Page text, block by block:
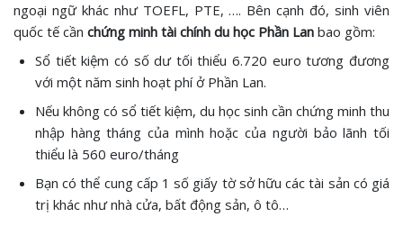
ngoại ngữ khác như TOEFL, PTE, …. Bên cạnh đó, sinh viên
quốc tế cần chứng minh tài chính du học Phần Lan bao gồm:
Sổ tiết kiệm có số dư tối thiểu 6.720 euro tương đương
với một năm sinh hoạt phí ở Phần Lan.
Nếu không có sổ tiết kiệm, du học sinh cần chứng minh thu
nhập hàng tháng của mình hoặc của người bảo lãnh tối
thiểu là 560 euro/tháng
Bạn có thể cung cấp 1 số giấy tờ sở hữu các tài sản có giá
trị khác như nhà cửa, bất động sản, ô tô…